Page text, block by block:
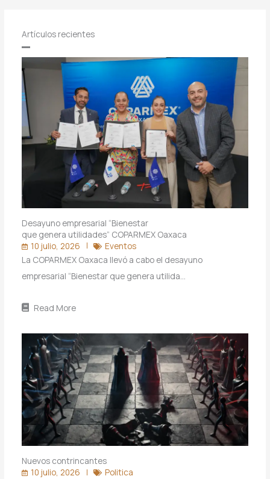
Artículos recientes
Desayuno empresarial “Bienestar
que genera utilidades” COPARMEX Oaxaca
10 julio, 2026
Eventos
La COPARMEX Oaxaca llevó a cabo el desayuno
empresarial “Bienestar que genera utilida…
Read More
Nuevos contrincantes
10 julio, 2026
Politica